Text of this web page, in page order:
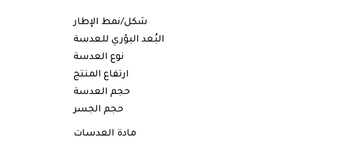
شكل/نمط الإطار
البُعد البؤري للعدسة
نوع العدسة
ارتفاع المنتج
حجم العدسة
حجم الجسر
مادة العدسات